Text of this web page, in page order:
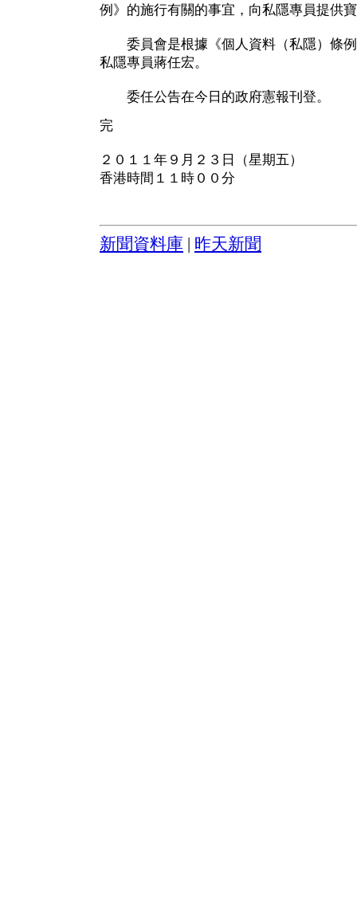
例》的施行有關的事宜，向私隱專員提供
委員會是根據《個人資料（私隱）條例
私隱專員蔣任宏。
委任公告在今日的政府憲報刊登。
完
２０１１年９月２３日（星期五）
香港時間１１時００分
新聞資料庫 昨天新聞